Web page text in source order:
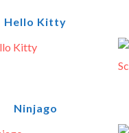
Hello Kitty
Ninjago